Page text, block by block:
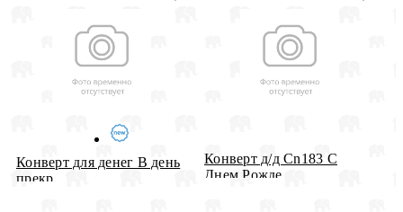
Конверт для денег В день
прекр...
Конверт д/д Сn183 С
Днем Рожде...